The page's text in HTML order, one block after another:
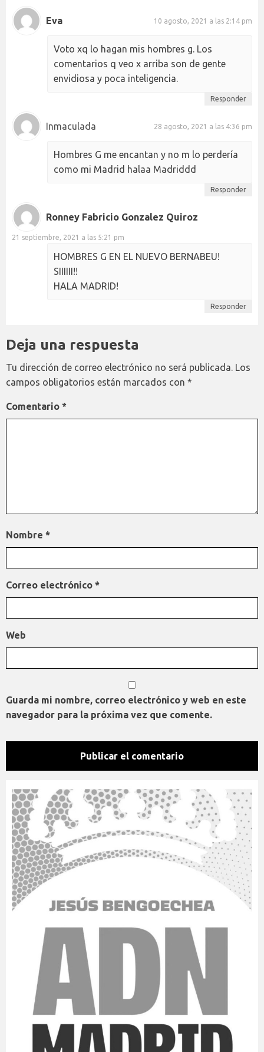
Eva 10 agosto, 2021 a las 2:14 pm
Voto xq lo hagan mis hombres g. Los
comentarios q veo x arriba son de gente
envidiosa y poca inteligencia.
Responder
Inmaculada 28 agosto, 2021 a las 4:36 pm
Hombres G me encantan y no m lo perdería
como mi Madrid halaa Madriddd
Responder
Ronney Fabricio Gonzalez Quiroz
21 septiembre, 2021 a las 5:21 pm
HOMBRES G EN EL NUEVO BERNABEU!
SIIIIII!!
HALA MADRID!
Responder
Deja una respuesta
Tu dirección de correo electrónico no será publicada. Los
campos obligatorios están marcados con *
Comentario *
Nombre *
Correo electrónico *
Web
Guarda mi nombre, correo electrónico y web en este
navegador para la próxima vez que comente.